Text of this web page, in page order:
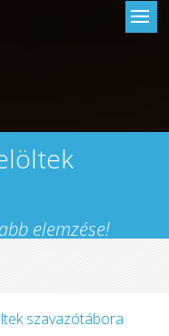
elemzése!
szavazótábora